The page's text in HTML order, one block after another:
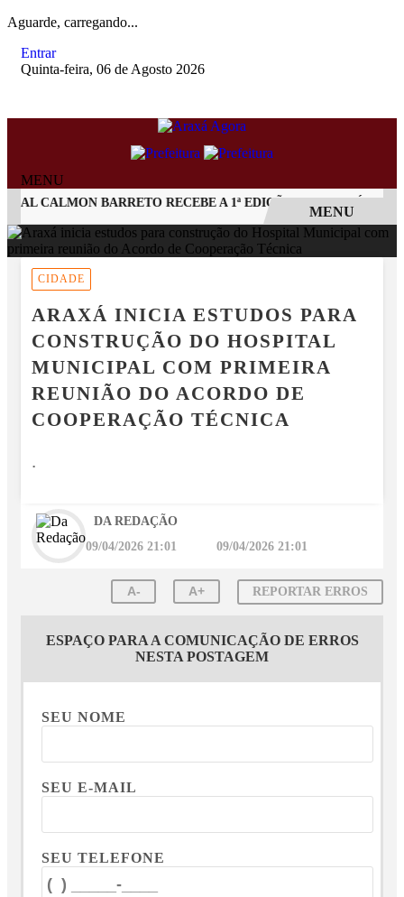
Aguarde, carregando...
Entrar
Quinta-feira, 06 de Agosto 2026
MENU
CALMON BARRETO RECEBE A 1ª EDIÇÃO DO ARAXÁ
EM ALTA
MENU
CIDADE
ARAXÁ INICIA ESTUDOS PARA
CONSTRUÇÃO DO HOSPITAL
MUNICIPAL COM PRIMEIRA
REUNIÃO DO ACORDO DE
COOPERAÇÃO TÉCNICA
.
DA REDAÇÃO
09/04/2026 21:01 09/04/2026 21:01
A- A+ REPORTAR ERROS
ESPAÇO PARA A COMUNICAÇÃO DE ERROS
NESTA POSTAGEM
SEU NOME
SEU E-MAIL
SEU TELEFONE